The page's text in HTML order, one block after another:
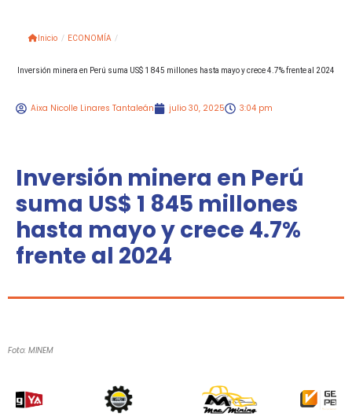
Inicio / ECONOMÍA /
Inversión minera en Perú suma US$ 1 845 millones hasta mayo y crece 4.7% frente al 2024
Aixa Nicolle Linares Tantaleán julio 30, 2025 3:04 pm
Inversión minera en Perú
suma US$ 1 845 millones
hasta mayo y crece 4.7%
frente al 2024
Foto: MINEM